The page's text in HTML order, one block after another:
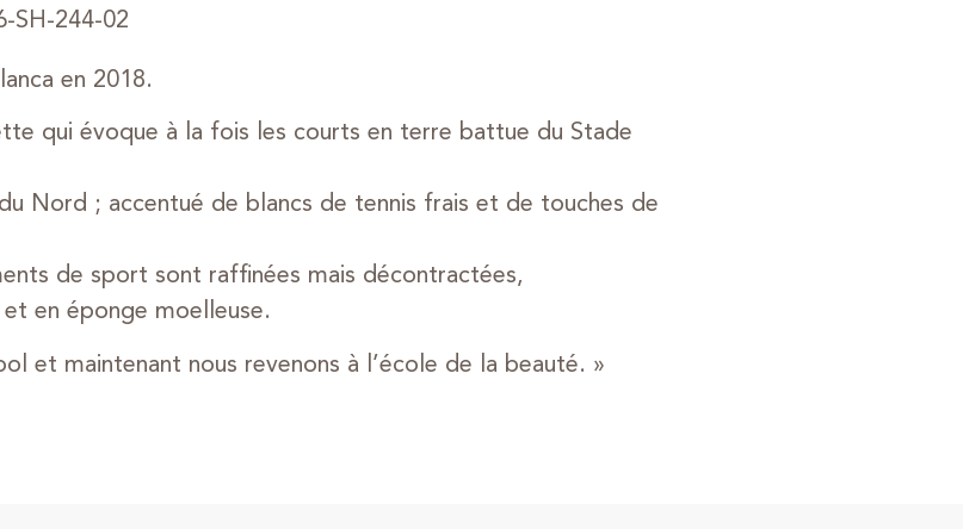
SH-244-02
en 2018.
qui évoque à la fois les courts en terre battue du Stade
Nord ; accentué de blancs de tennis frais et de touches de
de sport sont raffinées mais décontractées,
en éponge moelleuse.
et maintenant nous revenons à l’école de la beauté. »